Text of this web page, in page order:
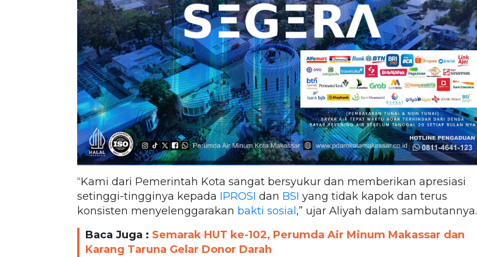
“Kami dari Pemerintah Kota sangat bersyukur dan memberikan apresiasi
setinggi-tingginya kepada IPROSI dan BSI yang tidak kapok dan terus
konsisten menyelenggarakan bakti sosial ,” ujar Aliyah dalam sambutannya.
Baca Juga : Semarak HUT ke-102, Perumda Air Minum Makassar dan
Karang Taruna Gelar Donor Darah